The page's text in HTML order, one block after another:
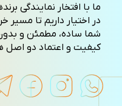
ما با افتخار نمایندگی
در اختیار داریم تا مسیر
شما ساده، مطمئن و
کیفیت و اعتماد دو